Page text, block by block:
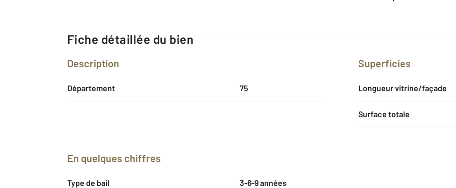
Fiche détaillée du bien
Description
Département 75
Superficies
Longueur vitrine/façade
Surface totale
En quelques chiffres
Type de bail 3-6-9 années